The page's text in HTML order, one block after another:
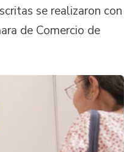
se realizaron con
de Comercio de